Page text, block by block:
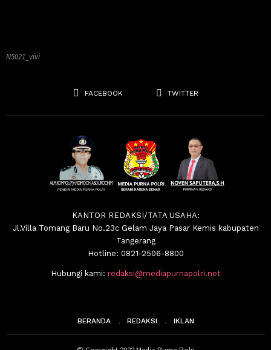
N5021_vivi
FACEBOOK TWITTER
KANTOR REDAKSI/TATA USAHA:
Jl.Villa Tomang Baru No.23c Gelam Jaya Pasar Kemis kabupaten
Tangerang
Hotline: 0821-2506-8800
Hubungi kami: redaksi@mediapurnapolri.net
BERANDA REDAKSI IKLAN